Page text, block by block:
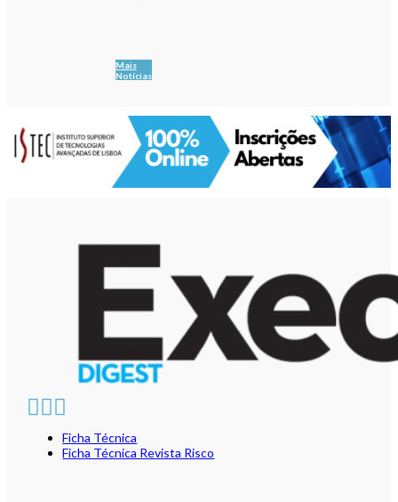
Mais
Notícias
Ficha Técnica
Ficha Técnica Revista Risco